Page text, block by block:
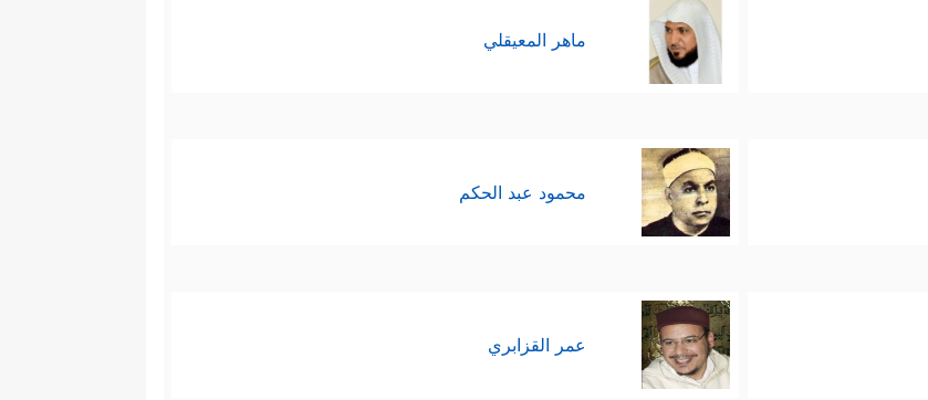
ماهر المعيقلي
محمود عبد الحكم
عمر القزابري